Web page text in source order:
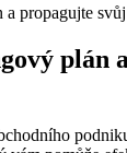
plán